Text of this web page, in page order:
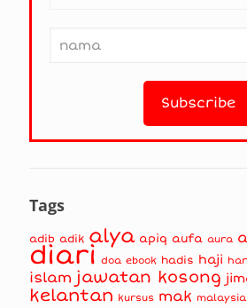
Tags
adib adik alya apiq aufa aura
diari doa ebook hadis haji
islam jawatan kosong
kelantan kursus mak malaysia